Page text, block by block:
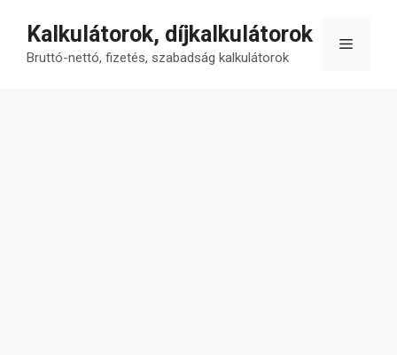
tartalomba
Kalkulátorok, díjkalkulátorok
Bruttó-nettó, fizetés, szabadság kalkulátorok
Menü